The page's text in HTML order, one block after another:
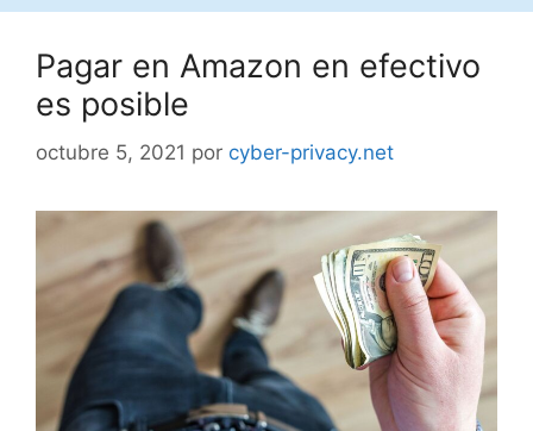
Pagar en Amazon en efectivo
es posible
octubre 5, 2021 por cyber-privacy.net